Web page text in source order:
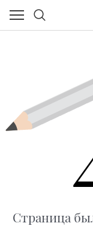
Страница